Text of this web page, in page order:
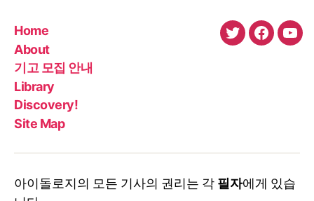
스
코
Home
About
기고 모집 안내
Library
Discovery!
Site Map
twitter
아이돌로지의 모든 기사의 권리는 각 필자에게 있습